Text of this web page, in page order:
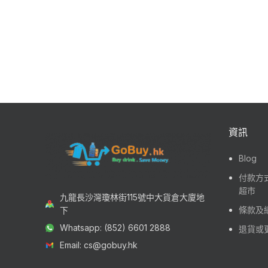
九龍長沙灣瓊林街115號中大貨倉大廈地
下
Whatsapp: (852) 6601 2888
Email: cs@gobuy.hk
資訊
Blog
付款方
超市
條款及
退貨或